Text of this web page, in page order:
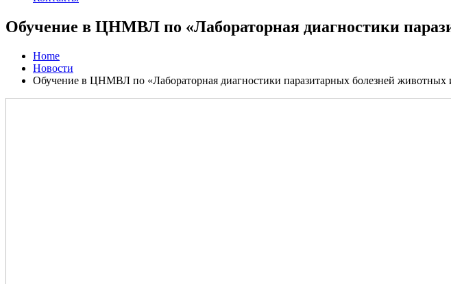
Обучение в ЦНМВЛ по «Лабораторная диагностики
Home
Новости
Обучение в ЦНМВЛ по «Лабораторная диагностики паразитарных болезней животных